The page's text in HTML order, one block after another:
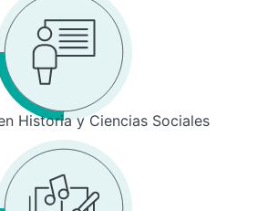
Historia y Ciencias Sociales